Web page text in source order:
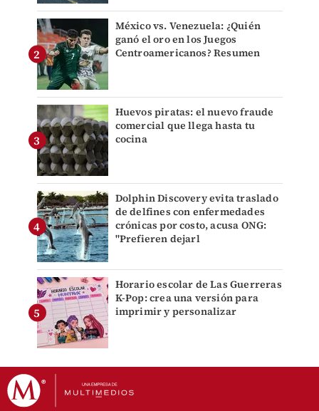
México vs. Venezuela: ¿Quién
ganó el oro en los Juegos
Centroamericanos? Resumen
Huevos piratas: el nuevo fraude
comercial que llega hasta tu
cocina
Dolphin Discovery evita traslado
de delfines con enfermedades
crónicas por costo, acusa ONG:
"Prefieren dejarl
Horario escolar de Las Guerreras
K-Pop: crea una versión para
imprimir y personalizar